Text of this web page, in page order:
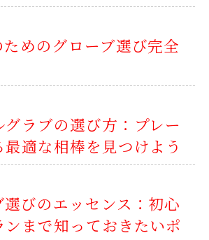
ためのグローブ選び完全
グラブの選び方：プレー
適な相棒を見つけよう
びのエッセンス：初心
まで知っておきたいポ